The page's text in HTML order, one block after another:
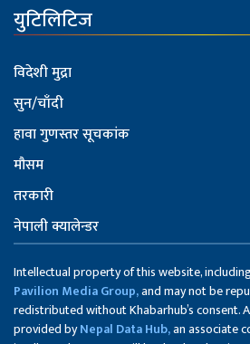
युटिलिटिज
विदेशी मुद्रा
सुन/चाँदी
हावा गुणस्तर सूचकांक
मौसम
तरकारी
नेपाली क्यालेन्डर
Intellectual property of this website,
Pavilion Media Group,and may not be
redistributed without Khabarhub’s consent.
provided byNepal Data Hub,an associate